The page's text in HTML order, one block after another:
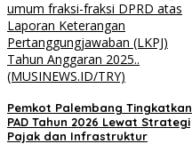
Pemkot Palembang Tingkatkan
PAD Tahun 2026 Lewat Strategi
Pajak dan Infrastruktur